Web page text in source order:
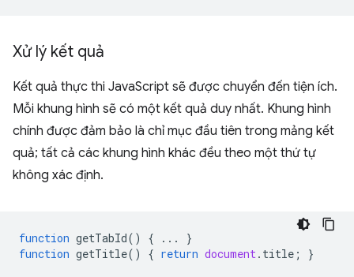
Xử lý kết quả
Kết quả thực thi JavaScript sẽ được chuyển đến tiện ích.
Mỗi khung hình sẽ có một kết quả duy nhất. Khung hình
chính được đảm bảo là chỉ mục đầu tiên trong mảng kết
quả; tất cả các khung hình khác đều theo một thứ tự
không xác định.
function getTabId() { ...
}
function getTitle() { return document. title ; }